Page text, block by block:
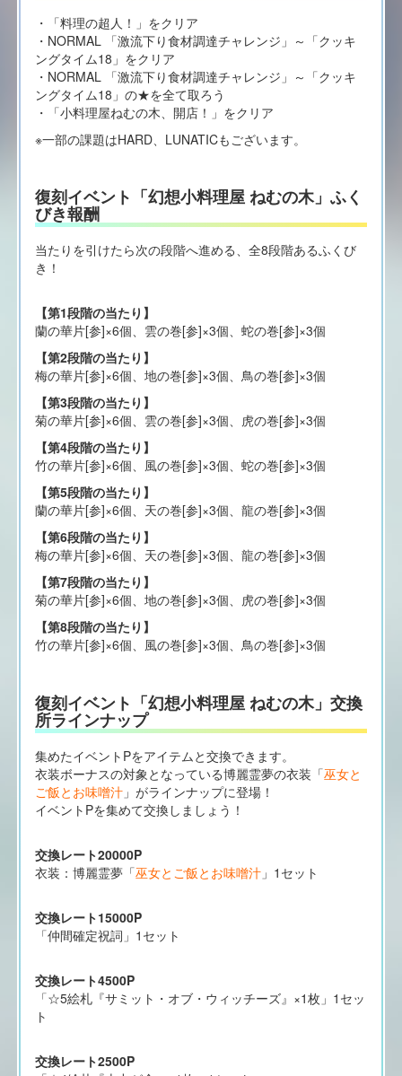
・「料理の超人！」をクリア
・NORMAL 「激流下り食材調達チャレンジ」～「クッキ
ングタイム18」をクリア
・NORMAL 「激流下り食材調達チャレンジ」～「クッキ
ングタイム18」の★を全て取ろう
・「小料理屋ねむの木、開店！」をクリア
※一部の課題はHARD、LUNATICもございます。
復刻イベント「幻想小料理屋 ねむの木」ふく
びき報酬
当たりを引けたら次の段階へ進める、全8段階あるふくび
き！
【第1段階の当たり】
蘭の華片[参]×6個、雲の巻[参]×3個、蛇の巻[参]×3個
【第2段階の当たり】
梅の華片[参]×6個、地の巻[参]×3個、鳥の巻[参]×3個
【第3段階の当たり】
菊の華片[参]×6個、雲の巻[参]×3個、虎の巻[参]×3個
【第4段階の当たり】
竹の華片[参]×6個、風の巻[参]×3個、蛇の巻[参]×3個
【第5段階の当たり】
蘭の華片[参]×6個、天の巻[参]×3個、龍の巻[参]×3個
【第6段階の当たり】
梅の華片[参]×6個、天の巻[参]×3個、龍の巻[参]×3個
【第7段階の当たり】
菊の華片[参]×6個、地の巻[参]×3個、虎の巻[参]×3個
【第8段階の当たり】
竹の華片[参]×6個、風の巻[参]×3個、鳥の巻[参]×3個
復刻イベント「幻想小料理屋 ねむの木」交換
所ラインナップ
集めたイベントPをアイテムと交換できます。
衣装ボーナスの対象となっている博麗霊夢の衣装「巫女と
ご飯とお味噌汁」がラインナップに登場！
イベントPを集めて交換しましょう！
交換レート20000P
衣装：博麗霊夢「巫女とご飯とお味噌汁」1セット
交換レート15000P
「仲間確定祝詞」1セット
交換レート4500P
「☆5絵札『サミット・オブ・ウィッチーズ』×1枚」1セッ
ト
交換レート2500P